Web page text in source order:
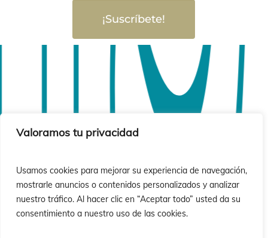
Valoramos tu privacidad
Usamos cookies para mejorar su experiencia de navegación,
mostrarle anuncios o contenidos personalizados y analizar
nuestro tráfico. Al hacer clic en “Aceptar todo” usted da su
consentimiento a nuestro uso de las cookies.
¡Suscríbete!